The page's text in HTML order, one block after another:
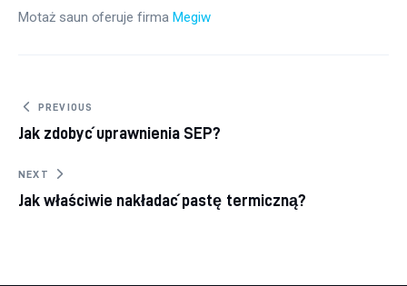
Motaż saun oferuje firma Megiw
Nawigacja wpisu
PREVIOUS
Jak zdobyć uprawnienia SEP?
NEXT
Jak właściwie nakładać pastę termiczną?